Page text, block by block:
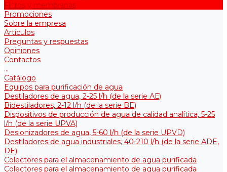
Filtros y membranas
Promociones
Sobre la empresa
Artículos
Preguntas y respuestas
Opiniones
Contactos
...
Catálogo
Equipos para purificación de agua
Destiladores de agua, 2-25 l/h (de la serie АЕ)
Bidestiladores, 2-12 l/h (de la serie BE)
Dispositivos de producción de agua de calidad analítica, 5-25
l/h (de la serie UPVA)
Desionizadores de agua, 5-60 l/h (de la serie UPVD)
Destiladores de agua industriales, 40-210 l/h (de la serie АDE,
DE)
Colectores para el almacenamiento de agua purificada
Colectores para el almacenamiento de agua purificada